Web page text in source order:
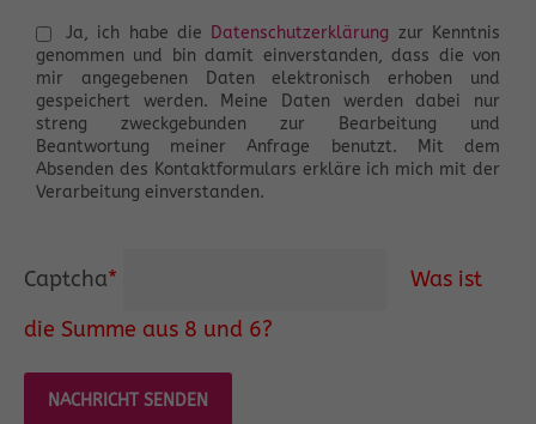
Ja, ich habe die Datenschutzerklärung zur Kenntnis
genommen und bin damit einverstanden, dass die von
mir angegebenen Daten elektronisch erhoben und
gespeichert werden. Meine Daten werden dabei nur
streng zweckgebunden zur Bearbeitung und
Beantwortung meiner Anfrage benutzt. Mit dem
Absenden des Kontaktformulars erkläre ich mich mit der
Verarbeitung einverstanden.
Captcha*
Was ist
die Summe aus 8 und 6?
NACHRICHT SENDEN